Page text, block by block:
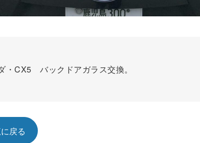
・CX5 バックドアガラス交換。
戻る